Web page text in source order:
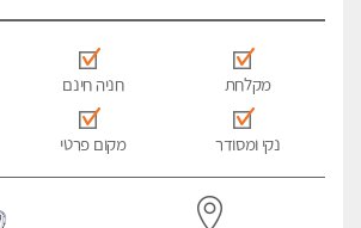
מקלחת חניה חינם
נקי ומסודר מקום פרטי